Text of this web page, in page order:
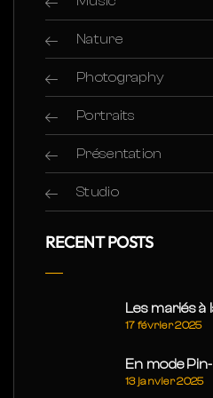
Nature
Photography
Portraits
Présentation
Studio
RECENT POSTS
Les mariés à
17 février 2025
En mode
13 janvier 2025